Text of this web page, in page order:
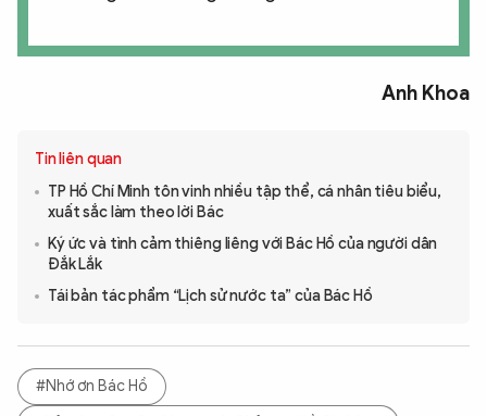
Anh Khoa
Tin liên quan
TP Hồ Chí Minh tôn vinh nhiều tập thể, cá nhân tiêu biểu,
xuất sắc làm theo lời Bác
Ký ức và tình cảm thiêng liêng với Bác Hồ của người dân
Đắk Lắk
Tái bản tác phẩm “Lịch sử nước ta” của Bác Hồ
#Nhớ ơn Bác Hồ